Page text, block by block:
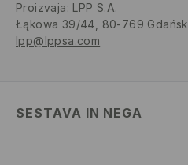
Proizvaja: LPP S.A.
Łąkowa 39/44, 80-769 Gdańsk
lpp@lppsa.com
SESTAVA IN NEGA